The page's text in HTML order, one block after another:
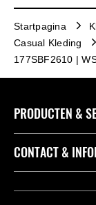
Startpagina
Casual Kleding
177SBF2610 |
PRODUCTEN &
Accessoires &
CONTACT &
Contact